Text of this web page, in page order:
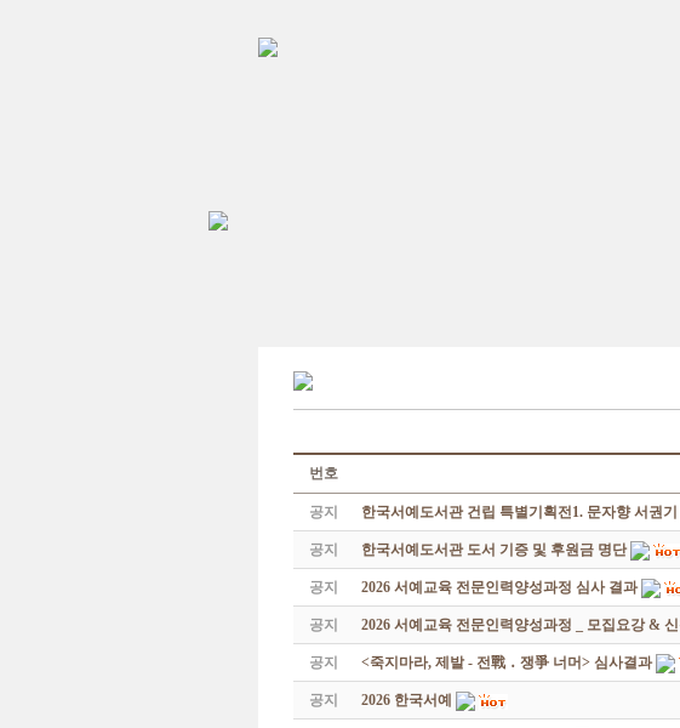
번호
공지 한국서예도서관 건립 특별기획전1. 문자향 서권기
공지 한국서예도서관 도서 기증 및 후원금 명단
공지 2026 서예교육 전문인력양성과정 심사 결과
공지 2026 서예교육 전문인력양성과정 _ 모집요강 & 신
공지 <죽지마라, 제발 - 전戰 ․ 쟁爭 너머> 심사결과
공지 2026 한국서예